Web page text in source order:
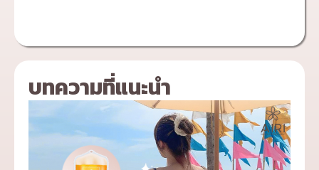
บทความที่แนะนำ